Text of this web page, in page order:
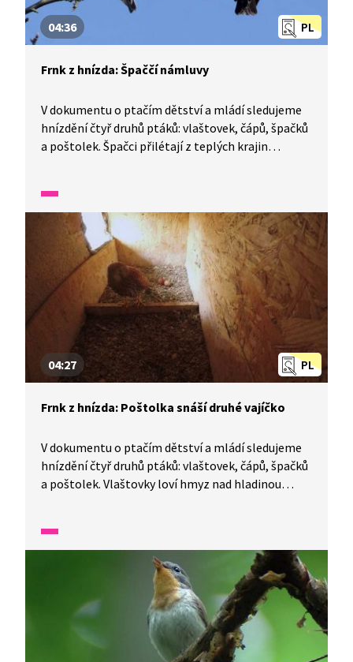
PL
04:36
Frnk z hnízda: Špaččí námluvy
V dokumentu o ptačím dětství a mládí sledujeme
hnízdění čtyř druhů ptáků: vlaštovek, čápů, špačků
a poštolek. Špačci přilétají z teplých krajin
z teplých krajin. Poštolky se namlouvají vysoko
na nebi.
PL
04:27
Frnk z hnízda: Poštolka snáší druhé vajíčko
V dokumentu o ptačím dětství a mládí sledujeme
hnízdění čtyř druhů ptáků: vlaštovek, čápů, špačků
a poštolek. Vlaštovky loví hmyz nad hladinou
Čápi si vzájemně čechrají peří.